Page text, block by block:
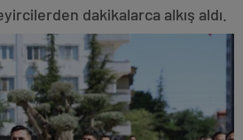
dakikalarca alkış aldı.